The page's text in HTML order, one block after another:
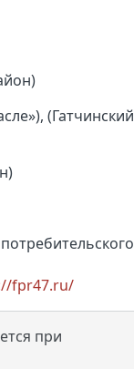
(Гатчинский
fpr47.ru/
при